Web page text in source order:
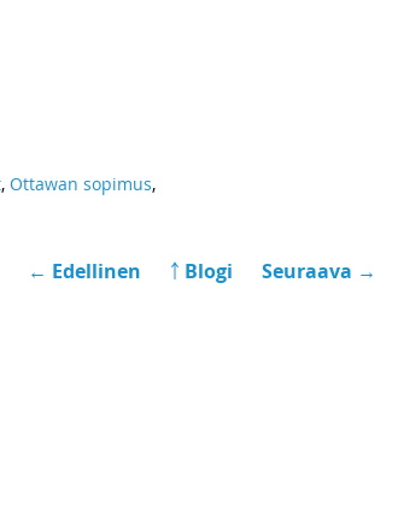
, Ottawan sopimus,
← Edellinen ￪ Blogi Seuraava →